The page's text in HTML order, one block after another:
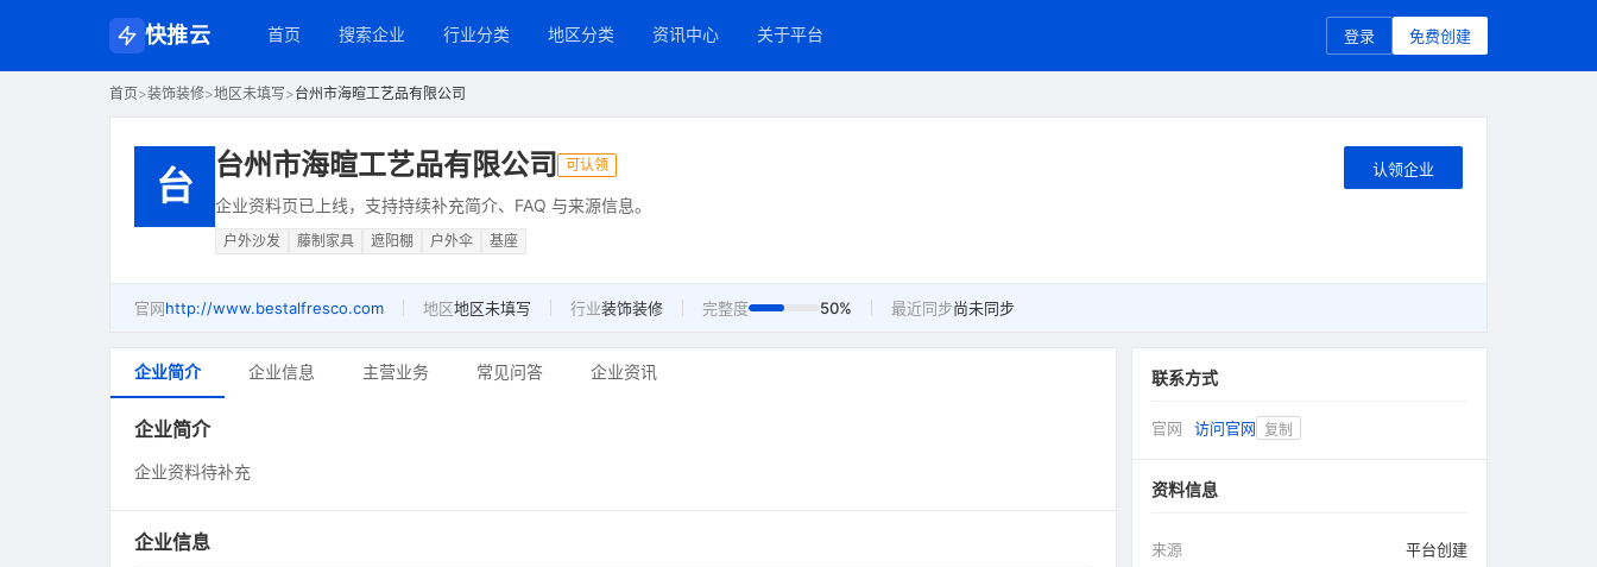
快推云 首页 搜索企业 行业分类 地区分类 资讯中心 关于平台 登录 免费创建
首页>装饰装修>地区未填写>台州市海暄工艺品有限公司
台 台州市海暄工艺品有限公司 可认领
企业资料页已上线，支持持续补充简介、FAQ 与来源信息。
户外沙发 藤制家具 遮阳棚 户外伞 基座
认领企业
官网http://www.bestalfresco.com 地区地区未填写 行业装饰装修 完整度 50% 最近同步尚未同步
企业简介 企业信息 主营业务 常见问答 企业资讯
企业简介
企业资料待补充
企业信息
联系方式
官网 访问官网 复制
资料信息
来源 平台创建